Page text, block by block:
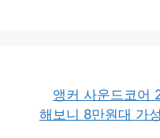
앵커 사운드코어
해보니 8만원대 가